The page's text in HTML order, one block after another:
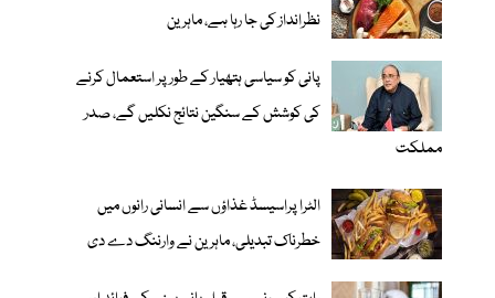
نظرانداز کی جا رہا ہے، ماہرین
پانی کو سیاسی ہتھیار کے طور پر استعمال کرنے
کی کوشش کے سنگین نتائج نکلیں گے، صدر
مملکت
الٹرا پراسیسڈ غذاؤں سے انسانی رانوں میں
خطرناک تبدیلی، ماہرین نے وارننگ دے دی